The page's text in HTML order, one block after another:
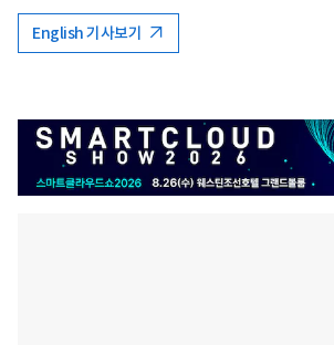
English 기사보기